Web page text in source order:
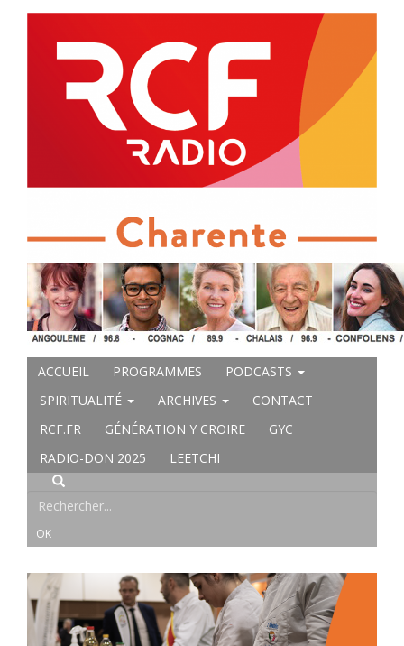
ACCUEIL PROGRAMMES
PODCASTS
SPIRITUALITÉ
ARCHIVES
CONTACT
RCF.FR
GÉNÉRATION Y CROIRE
GYC
RADIO-DON 2025
LEETCHI